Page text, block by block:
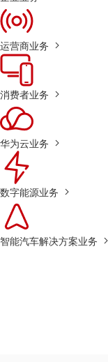
运营商业务
消费者业务
华为云业务
数字能源业务
智能汽车解决方案业务